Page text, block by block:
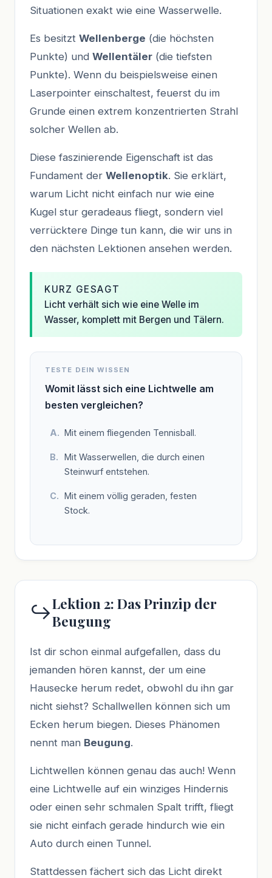
Situationen exakt wie eine Wasserwelle.
Es besitzt Wellenberge (die höchsten
Punkte) und Wellentäler (die tiefsten
Punkte). Wenn du beispielsweise einen
Laserpointer einschaltest, feuerst du im
Grunde einen extrem konzentrierten Strahl
solcher Wellen ab.
Diese faszinierende Eigenschaft ist das
Fundament der Wellenoptik. Sie erklärt,
warum Licht nicht einfach nur wie eine
Kugel stur geradeaus fliegt, sondern viel
verrücktere Dinge tun kann, die wir uns in
den nächsten Lektionen ansehen werden.
KURZ GESAGT
Licht verhält sich wie eine Welle im
Wasser, komplett mit Bergen und Tälern.
TESTE DEIN WISSEN
Womit lässt sich eine Lichtwelle am
besten vergleichen?
Mit einem fliegenden Tennisball.
Mit Wasserwellen, die durch einen
Steinwurf entstehen.
Mit einem völlig geraden, festen
Stock.
↪️Lektion 2: Das Prinzip der
Beugung
Ist dir schon einmal aufgefallen, dass du
jemanden hören kannst, der um eine
Hausecke herum redet, obwohl du ihn gar
nicht siehst? Schallwellen können sich um
Ecken herum biegen. Dieses Phänomen
nennt man Beugung.
Lichtwellen können genau das auch! Wenn
eine Lichtwelle auf ein winziges Hindernis
oder einen sehr schmalen Spalt trifft, fliegt
sie nicht einfach gerade hindurch wie ein
Auto durch einen Tunnel.
Stattdessen fächert sich das Licht direkt